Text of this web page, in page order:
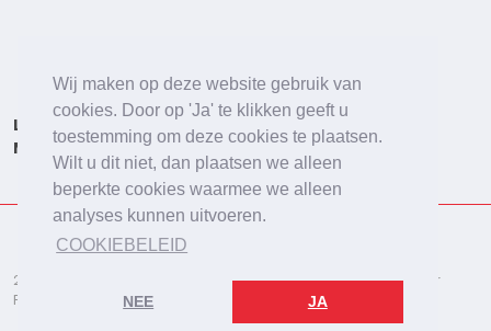
Wij maken op deze website gebruik van
cookies. Door op 'Ja' te klikken geeft u
toestemming om deze cookies te plaatsen.
Wilt u dit niet, dan plaatsen we alleen
beperkte cookies waarmee we alleen
analyses kunnen uitvoeren.
COOKIEBELEID
NEE JA
Lid worden Onderzoeken Agenda
Vacatures
Meldpunt Beleidsonderzoek Online
2026 © De Vereniging voor Beleidsonderzoek
Disclaimer
Privacybeleid
Cookies